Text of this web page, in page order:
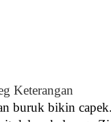
Keterangan
buruk bikin capek.